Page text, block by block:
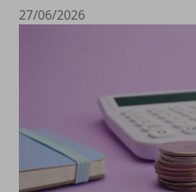
27/06/2026